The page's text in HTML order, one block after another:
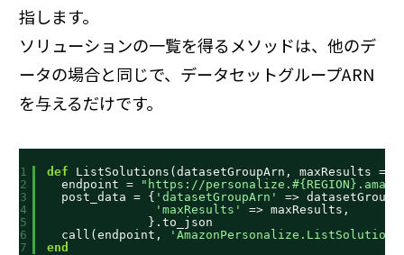
指します。
ソリューションの一覧を得るメソッドは、他のデ
ータの場合と同じで、データセットグループARN
を与えるだけです。
1
2
3
4
5
6
7
def ListSolutions(datasetGroupArn, maxResults =
endpoint =
" https://personalize.#
post_data = { 'datasetGroupArn'
=>
'maxResults'
=> maxResults,
}.to_json
call(endpoint,
end